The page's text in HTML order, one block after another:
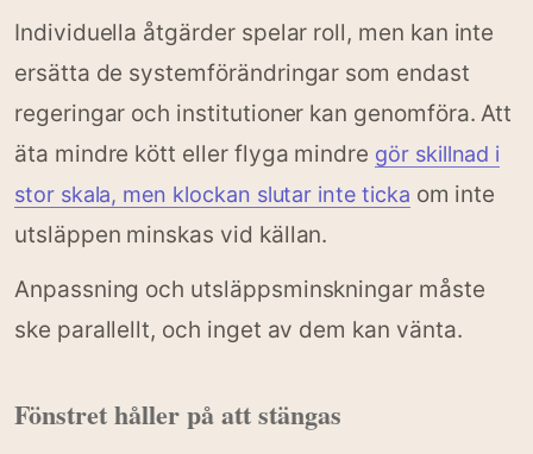
Individuella åtgärder spelar roll, men kan inte
ersätta de systemförändringar som endast
regeringar och institutioner kan genomföra. Att
äta mindre kött eller flyga mindre gör skillnad i
stor skala, men klockan slutar inte ticka om inte
utsläppen minskas vid källan.
Anpassning och utsläppsminskningar måste
ske parallellt, och inget av dem kan vänta.
Fönstret håller på att stängas